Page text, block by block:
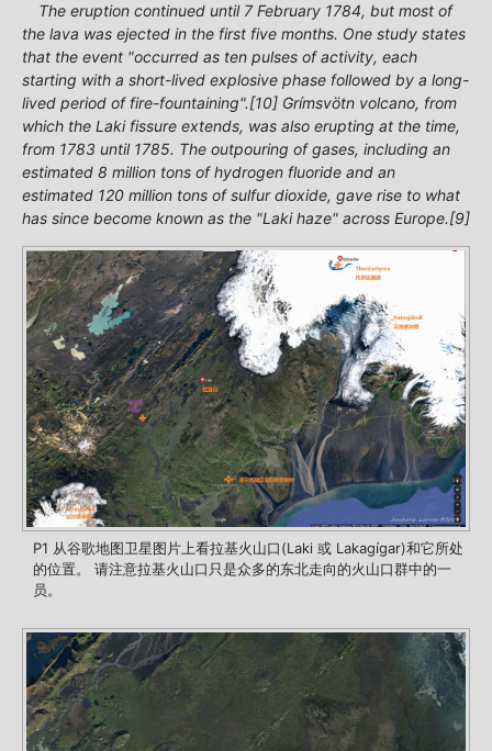
The eruption continued until 7 February 1784, but most of
the lava was ejected in the first five months. One study states
that the event "occurred as ten pulses of activity, each
starting with a short-lived explosive phase followed by a long-
lived period of fire-fountaining".[10] Grímsvötn volcano, from
which the Laki fissure extends, was also erupting at the time,
from 1783 until 1785. The outpouring of gases, including an
estimated 8 million tons of hydrogen fluoride and an
estimated 120 million tons of sulfur dioxide, gave rise to what
has since become known as the "Laki haze" across Europe.[9]
P1 从谷歌地图卫星图片上看拉基火山口(Laki 或 Lakagígar)和它所处
的位置。 请注意拉基火山口只是众多的东北走向的火山口群中的一
员。